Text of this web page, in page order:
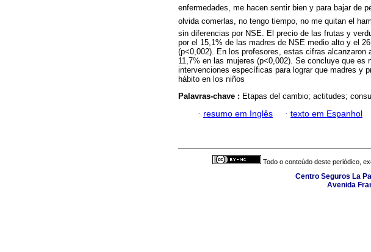
enfermedades, me hacen sentir bien y para bajar de
olvida comerlas, no tengo tiempo, no me quitan el
sin diferencias por NSE. El precio de las frutas y
por el 15,1% de las madres de NSE medio alto y el
(p<0,002). En los profesores, estas cifras alcanzaron
11,7% en las mujeres (p<0,002). Se concluye que es
intervenciones específicas para lograr que madres y
hábito en los niños
Palavras-chave : Etapas del cambio; actitudes;
· resumo em Inglês · texto em Espanhol
Todo o conteúdo deste periódico,
Centro Seguros La
Avenida